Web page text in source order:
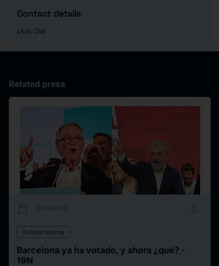
Contact details
Lluís Ollé
Related press
calendar_today 31/05/2023 upload
Politica Interna
Barcelona ya ha votado, y ahora ¿qué? -
19N